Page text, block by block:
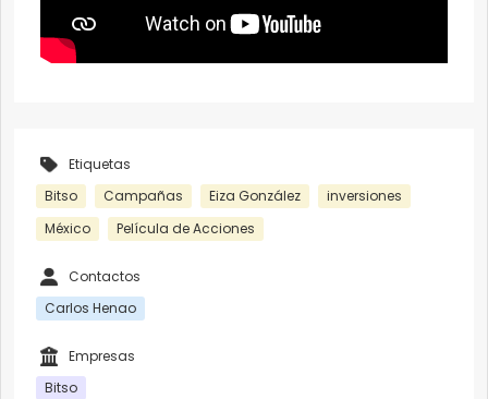
Etiquetas
Bitso
Campañas Eiza González
inversiones
México
Película de Acciones
Contactos
Carlos Henao
Empresas
Bitso